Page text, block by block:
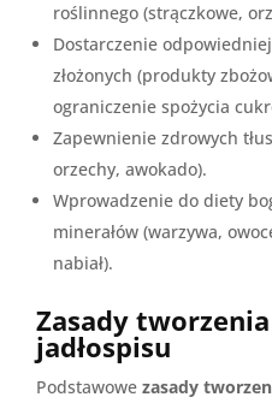
roślinnego (strączkowe,
Dostarczenie
złożonych (produkty
ograniczenie spożycia
Zapewnienie zdrowych
orzechy, awokado).
Wprowadzenie do diety
minerałów (warzywa,
nabiał).
Zasady
jadłospisu
Podstawowe zasady